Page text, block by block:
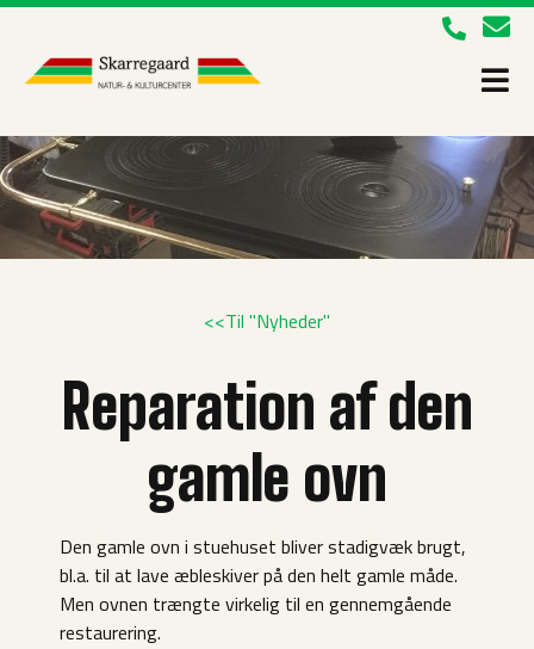
<<Til "Nyheder"
Reparation af den
gamle ovn
Den gamle ovn i stuehuset bliver stadigvæk brugt,
bl.a. til at lave æbleskiver på den helt gamle måde.
Men ovnen trængte virkelig til en gennemgående
restaurering.